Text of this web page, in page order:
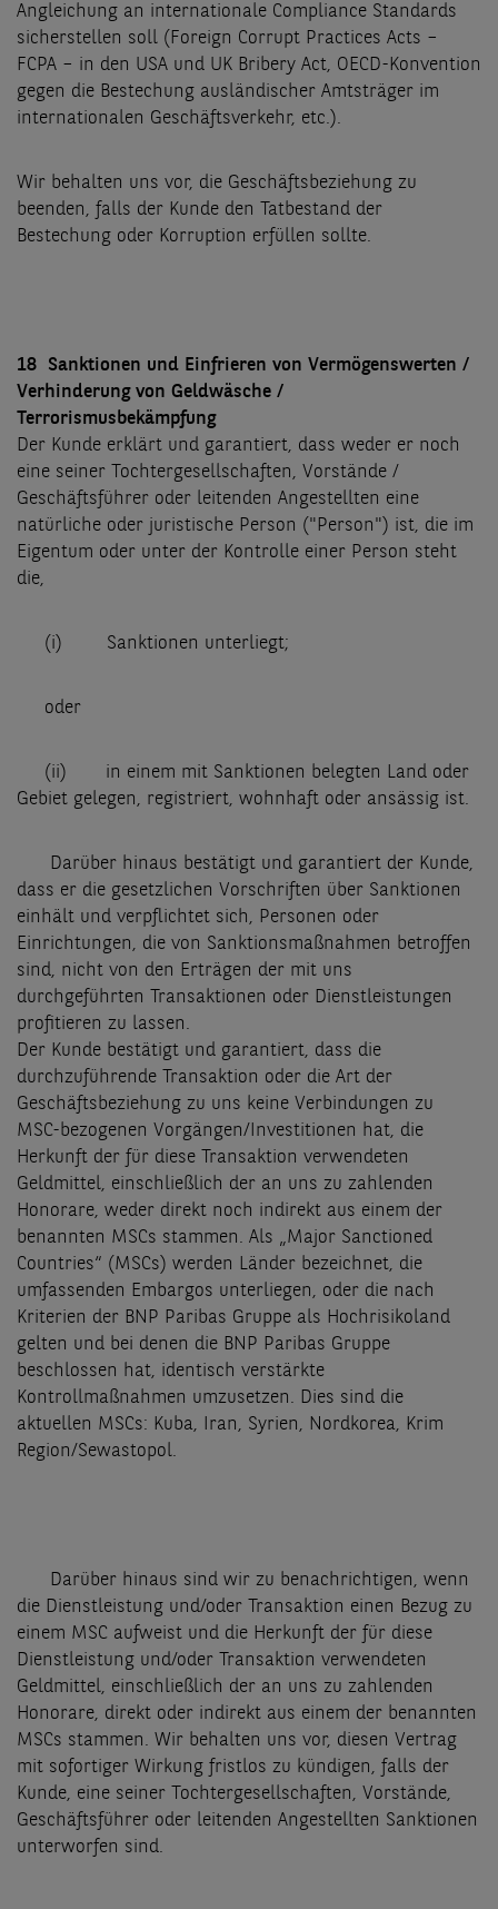
Angleichung an internationale Compliance Standards
sicherstellen soll (Foreign Corrupt Practices Acts –
FCPA – in den USA und UK Bribery Act, OECD-Konvention
gegen die Bestechung ausländischer Amtsträger im
internationalen Geschäftsverkehr, etc.).
Wir behalten uns vor, die Geschäftsbeziehung zu
beenden, falls der Kunde den Tatbestand der
Bestechung oder Korruption erfüllen sollte.
18 Sanktionen und Einfrieren von Vermögenswerten /
Verhinderung von Geldwäsche /
Terrorismusbekämpfung
Der Kunde erklärt und garantiert, dass weder er noch
eine seiner Tochtergesellschaften, Vorstände /
Geschäftsführer oder leitenden Angestellten eine
natürliche oder juristische Person ("Person") ist, die im
Eigentum oder unter der Kontrolle einer Person steht
die,
(i) Sanktionen unterliegt;
oder
(ii) in einem mit Sanktionen belegten Land oder
Gebiet gelegen, registriert, wohnhaft oder ansässig ist.
Darüber hinaus bestätigt und garantiert der Kunde,
dass er die gesetzlichen Vorschriften über Sanktionen
einhält und verpflichtet sich, Personen oder
Einrichtungen, die von Sanktionsmaßnahmen betroffen
sind, nicht von den Erträgen der mit uns
durchgeführten Transaktionen oder Dienstleistungen
profitieren zu lassen.
Der Kunde bestätigt und garantiert, dass die
durchzuführende Transaktion oder die Art der
Geschäftsbeziehung zu uns keine Verbindungen zu
MSC-bezogenen Vorgängen/Investitionen hat, die
Herkunft der für diese Transaktion verwendeten
Geldmittel, einschließlich der an uns zu zahlenden
Honorare, weder direkt noch indirekt aus einem der
benannten MSCs stammen. Als „Major Sanctioned
Countries“ (MSCs) werden Länder bezeichnet, die
umfassenden Embargos unterliegen, oder die nach
Kriterien der BNP Paribas Gruppe als Hochrisikoland
gelten und bei denen die BNP Paribas Gruppe
beschlossen hat, identisch verstärkte
Kontrollmaßnahmen umzusetzen. Dies sind die
aktuellen MSCs: Kuba, Iran, Syrien, Nordkorea, Krim
Region/Sewastopol.
Darüber hinaus sind wir zu benachrichtigen, wenn
die Dienstleistung und/oder Transaktion einen Bezug zu
einem MSC aufweist und die Herkunft der für diese
Dienstleistung und/oder Transaktion verwendeten
Geldmittel, einschließlich der an uns zu zahlenden
Honorare, direkt oder indirekt aus einem der benannten
MSCs stammen. Wir behalten uns vor, diesen Vertrag
mit sofortiger Wirkung fristlos zu kündigen, falls der
Kunde, eine seiner Tochtergesellschaften, Vorstände,
Geschäftsführer oder leitenden Angestellten Sanktionen
unterworfen sind.